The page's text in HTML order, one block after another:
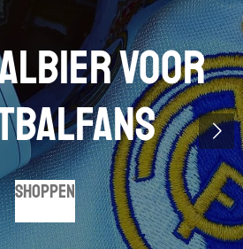
voor
Shoppen